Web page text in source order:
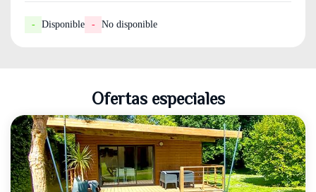
- Disponible - No disponible
Ofertas especiales